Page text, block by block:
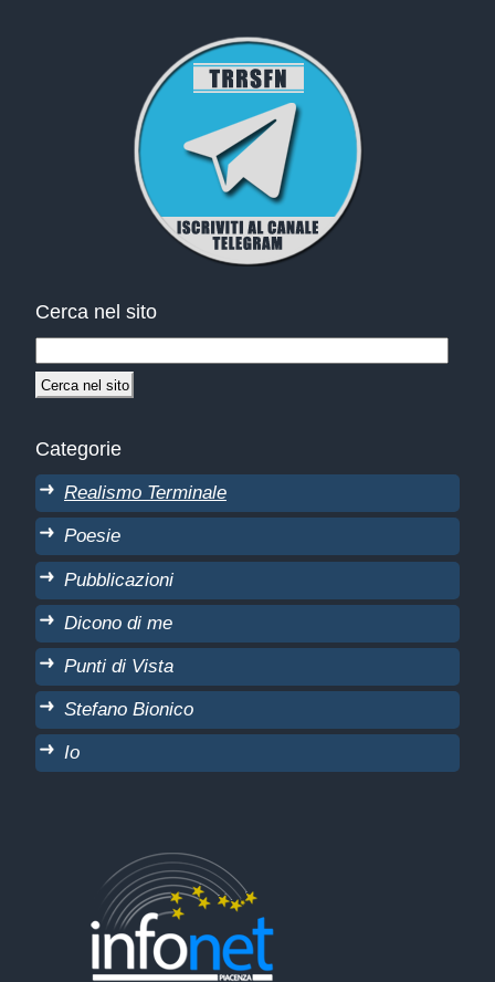
Cerca nel sito
Categorie
Realismo Terminale
Poesie
Pubblicazioni
Dicono di me
Punti di Vista
Stefano Bionico
Io